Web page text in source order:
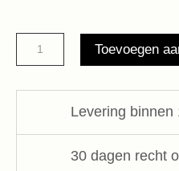
Philis
sweater
Toevoegen
Levering binnen
30 dagen recht